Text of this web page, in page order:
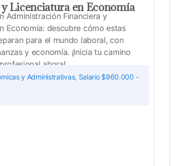
Licenciatura en Economía
Administración Financiera y
Economía: descubre cómo estas
para el mundo laboral, con
y economía. ¡Inicia tu camino
ahora!
y Administrativas, Salario $960.000 -